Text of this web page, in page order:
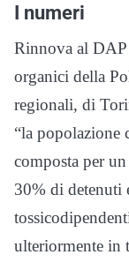
I numeri
Rinnova al DAP
organici della
regionali, di
“la popolazione
composta per
30% di detenuti
ulteriormente in